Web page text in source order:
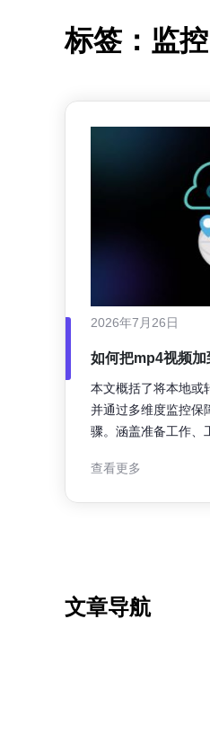
标签：监控
2026年7月26日
如何把mp4视频
本文概括了将本地或
并通过多维度监控保
骤。涵盖准备工作、
后持续验证的方法，
查看更多
文章导航